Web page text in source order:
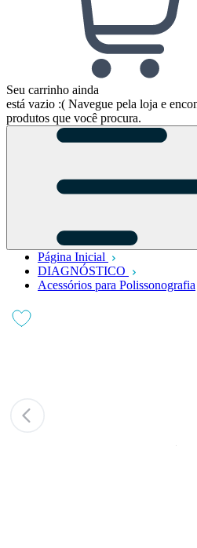
Seu carrinho ainda
está vazio :( Navegue pela loja e
produtos que você procura.
Página Inicial
DIAGNÓSTICO
Acessórios para Polissonografia